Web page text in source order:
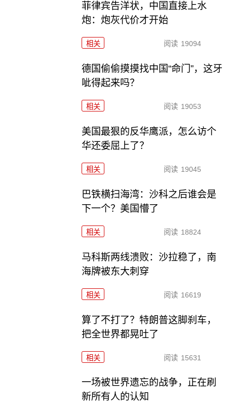
菲律宾告洋状，中国直接上水
炮：炮灰代价才开始
相关 阅读 19094
德国偷偷摸摸找中国“命门”，这牙
呲得起来吗？
相关 阅读 19053
美国最狠的反华鹰派，怎么访个
华还委屈上了？
相关 阅读 19045
巴铁横扫海湾：沙科之后谁会是
下一个？美国懵了
相关 阅读 18824
马科斯两线溃败：沙拉稳了，南
海牌被东大刺穿
相关 阅读 16619
算了不打了？特朗普这脚刹车，
把全世界都晃吐了
相关 阅读 15631
一场被世界遗忘的战争，正在刷
新所有人的认知